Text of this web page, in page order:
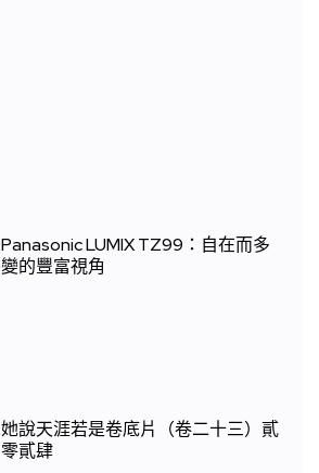
Panasonic LUMIX TZ99：自在而多
變的豐富視角
她說天涯若是卷底片（卷二十三）貳
零貳肆